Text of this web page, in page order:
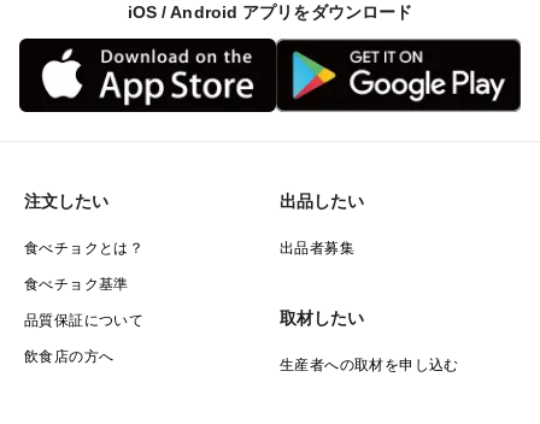
iOS / Android アプリをダウンロード
注文したい
食べチョクとは？
食べチョク基準
品質保証について
飲食店の方へ
出品したい
出品者募集
取材したい
生産者への取材を申し込む